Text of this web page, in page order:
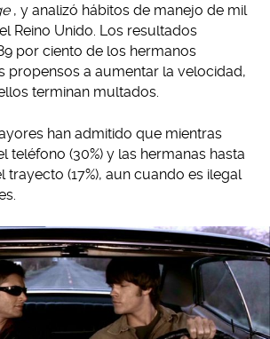
, y analizó hábitos de manejo de mil
Reino Unido. Los resultados
por ciento de los hermanos
propensos a aumentar la velocidad,
terminan multados.
han admitido que mientras
teléfono (30%) y las hermanas hasta
trayecto (17%), aun cuando es ilegal